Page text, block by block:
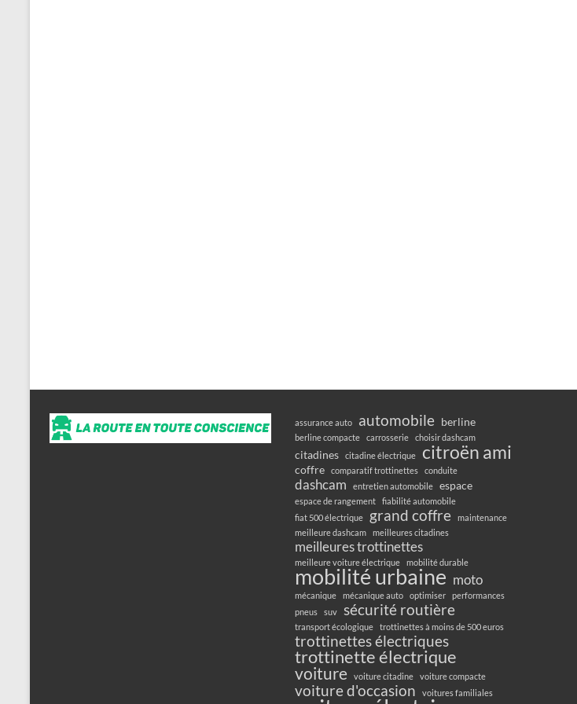
assurance auto automobile berline
berline compacte carrosserie choisir dashcam
citadines citadine électrique citroën ami
coffre comparatif trottinettes conduite
dashcam entretien automobile espace
espace de rangement
fiabilité automobile
fiat 500 électrique
grand coffre
maintenance
meilleure dashcam
meilleures citadines
meilleures trottinettes
meilleure voiture électrique mobilité durable
mobilité urbaine moto
mécanique mécanique auto optimiser
performances
pneus
suv sécurité routière
transport écologique trottinettes à moins de 500 euros
trottinettes électriques
trottinette électrique
voiture voiture citadine voiture compacte
voiture d'occasion voitures familiales